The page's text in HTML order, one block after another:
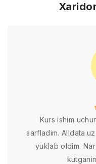
Kurs ishim
sarfladim.
yuklab oldim.